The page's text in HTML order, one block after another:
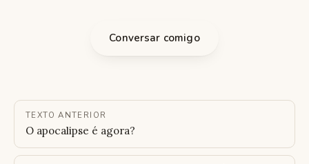
Conversar comigo
TEXTO ANTERIOR
O apocalipse é agora?